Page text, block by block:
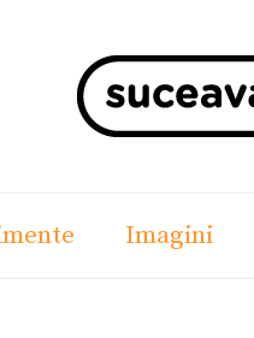
Imagini